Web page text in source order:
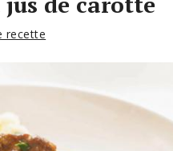
recette